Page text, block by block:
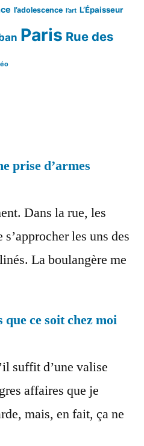
l’adolescence l’art L’Épaisseur
Paris Rue des
prise d’armes
Dans la rue, les
les uns des
La boulangère me
ce soit chez moi
suffit d’une valise
affaires que je
mais, en fait, ça ne